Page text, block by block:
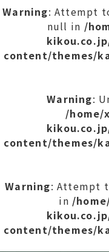
Warning: Attempt
null in /
content/themes/
Warning:
/home/
content/themes/
Warning: Attempt
in /
content/themes/